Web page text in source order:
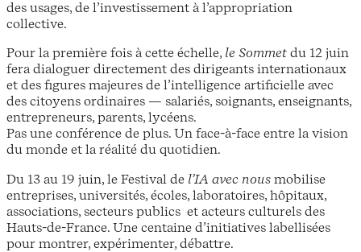
des usages, de l’investissement à l’appropriation
collective.
Pour la première fois à cette échelle, le Sommet du 12 juin
fera dialoguer directement des dirigeants internationaux
et des figures majeures de l’intelligence artificielle avec
des citoyens ordinaires — salariés, soignants, enseignants,
entrepreneurs, parents, lycéens.
Pas une conférence de plus. Un face-à-face entre la vision
du monde et la réalité du quotidien.
Du 13 au 19 juin, le Festival de l’IA avec nous mobilise
entreprises, universités, écoles, laboratoires, hôpitaux,
associations, secteurs publics et acteurs culturels des
Hauts-de-France. Une centaine d’initiatives labellisées
pour montrer, expérimenter, débattre.